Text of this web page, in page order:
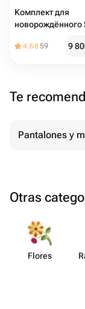
Комплект для
новорождённого
4.6859 9
Te
Pantalones y
Otras
Flores